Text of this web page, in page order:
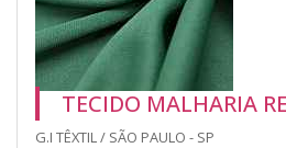
TECIDO MALHARIA
G.I TÊXTIL / SÃO PAULO - SP